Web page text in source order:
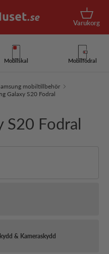
Korg
Varukorg
Mobilskal Mobilfodral
mobiltillbehör
Galaxy S20 Fodral
S20 Fodral
& Kameraskydd